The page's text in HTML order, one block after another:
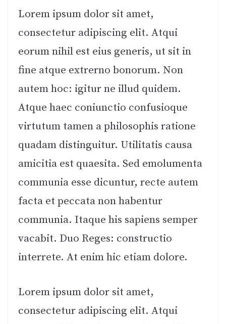
Lorem ipsum dolor sit amet,
consectetur adipiscing elit. Atqui
eorum nihil est eius generis, ut sit in
fine atque extrerno bonorum. Non
autem hoc: igitur ne illud quidem.
Atque haec coniunctio confusioque
virtutum tamen a philosophis ratione
quadam distinguitur. Utilitatis causa
amicitia est quaesita. Sed emolumenta
communia esse dicuntur, recte autem
facta et peccata non habentur
communia. Itaque his sapiens semper
vacabit. Duo Reges: constructio
interrete. At enim hic etiam dolore.
Lorem ipsum dolor sit amet,
consectetur adipiscing elit. Atqui